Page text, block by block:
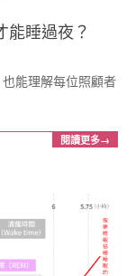
能睡過夜？
能理解每位照顧者
閱讀更多→